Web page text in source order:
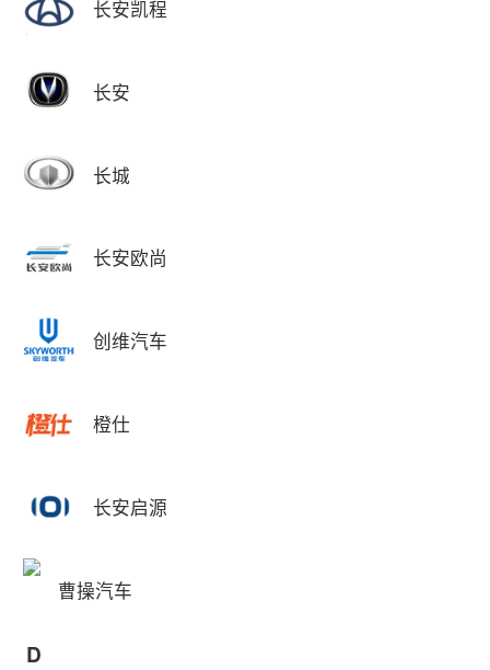
长安凯程
长安
长城
长安欧尚
创维汽车
橙仕
长安启源
曹操汽车
D